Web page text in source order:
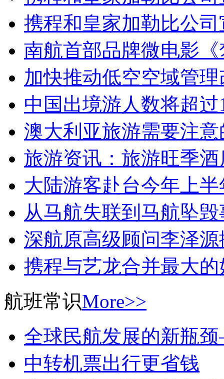
携程和皇家加勒比公
南航首部品牌微电影
加快推动低空空域管
中国出境游人数将超
澳大利亚旅游需要注
旅游资讯：旅游旺季
大陆游客赴台今年上半
从马航失联到马航坠
深航原高级顾问李泽源
携程与艺龙合并最大
航班常识More>>
全球民航发展的新瓶
中转机票出行更省钱